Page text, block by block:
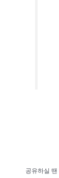
공유하실 땐